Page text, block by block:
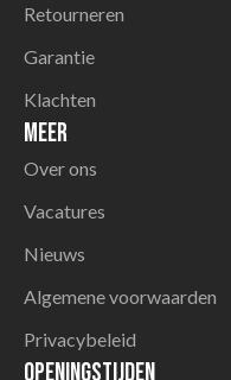
Retourneren
Garantie
Klachten
Meer
Over ons
Vacatures
Nieuws
Algemene voorwaarden
Privacybeleid
Openingstijden